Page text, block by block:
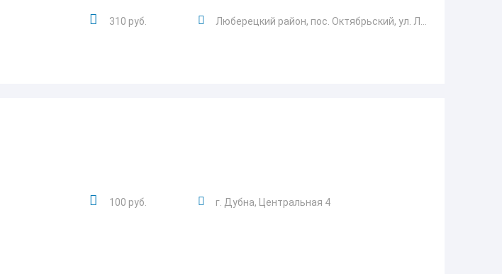
310 руб. Люберецкий район, пос. Октябрьский, ул. Л...
100 руб. г. Дубна, Центральная 4